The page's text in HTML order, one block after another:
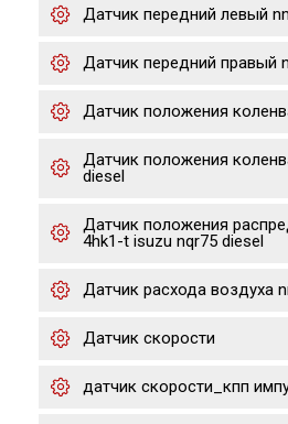
Датчик передний левый
Датчик передний правый
Датчик положения
Датчик положения
diesel
Датчик положения
4hk1-t isuzu nqr75 diesel
Датчик расхода воздуха
Датчик скорости
датчик скорости_кпп